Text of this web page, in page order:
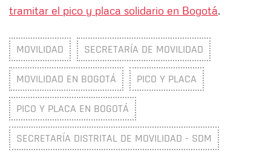
tramitar el pico y placa solidario en Bogotá.
MOVILIDAD SECRETARÍA DE MOVILIDAD
MOVILIDAD EN BOGOTÁ PICO Y PLACA
PICO Y PLACA EN BOGOTÁ
SECRETARÍA DISTRITAL DE MOVILIDAD - SDM